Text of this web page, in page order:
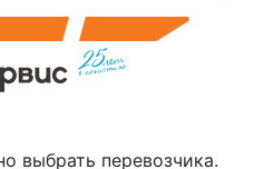
выбрать перевозчика.